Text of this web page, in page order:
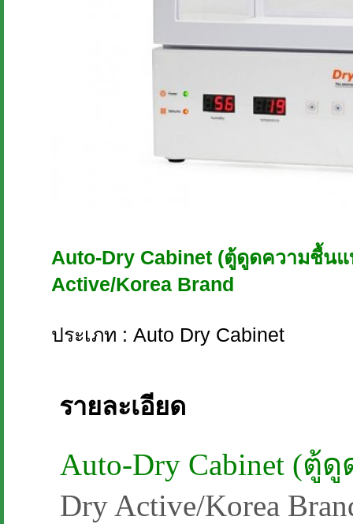
Auto-Dry Cabinet (ตู้ดูดความชื้น
Active/Korea Brand
ประเภท : Auto Dry Cabinet
รายละเอียด
Auto-Dry Cabinet (
Dry Active/Korea